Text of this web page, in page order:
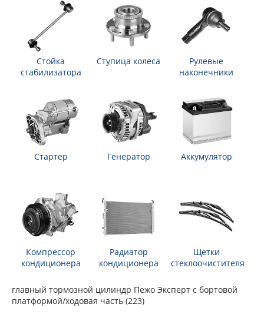
Стойка
стабилизатора
Ступица колеса
Рулевые
наконечники
Стартер Генератор Аккумулятор
Компрессор
кондиционера
Радиатор
кондиционера
Щетки
стеклоочистителя
главный тормозной цилиндр Пежо Эксперт c бортовой
платформой/ходовая часть (223)